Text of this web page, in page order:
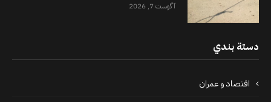
آگوست 7, 2026
دستة بندي
اقتصاد و عمران